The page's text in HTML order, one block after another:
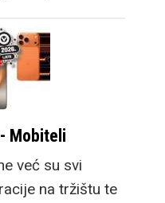
Mobiteli
već su svi
na tržištu te